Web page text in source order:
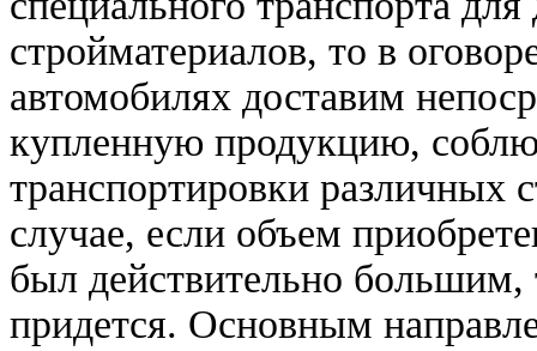
стройматериалов, то в
автомобилях доставим
купленную продукцию,
транспортировки различных
случае, если объем
был действительно большим,
придется. Основным